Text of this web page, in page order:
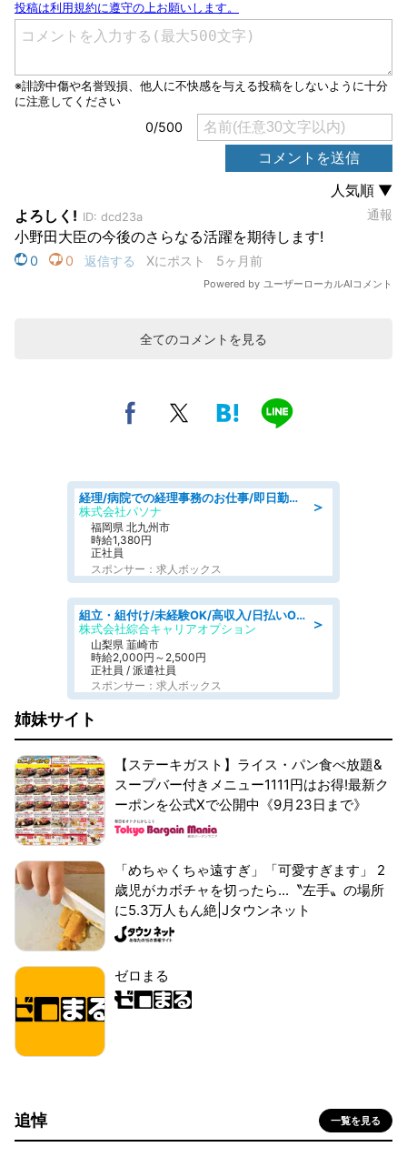
全てのコメントを見る
＞
経理/病院での経理事務のお仕事/即日勤務可/車通勤可/経理/一般事務
株式会社パソナ
福岡県 北九州市
時給1,380円
正社員
スポンサー：求人ボックス
＞
組立・組付け/未経験OK/高収入/日払いOK/寮費無料/日勤
株式会社綜合キャリアオプション
山梨県 韮崎市
時給2,000円～2,500円
正社員 / 派遣社員
スポンサー：求人ボックス
姉妹サイト
【ステーキガスト】ライス・パン食べ放題&
スープバー付きメニュー1111円はお得!最新ク
ーポンを公式Xで公開中《9月23日まで》
「めちゃくちゃ遠すぎ」「可愛すぎます」 2
歳児がカボチャを切ったら...〝左手〟の場所
に5.3万人もん絶|Jタウンネット
ゼロまる
追悼 一覧を見る